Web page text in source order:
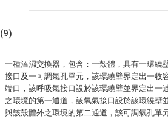
(9)
一種溫濕交換器，包含：一殼體，具有一環繞
接口及一可調氣孔單元，該環繞壁界定出一收
端口，該呼吸氣接口設於該環繞壁並界定出一
之環境的第一通道，該氧氣接口設於該環繞壁
與該殼體外之環境的第二通道，該可調氣孔單